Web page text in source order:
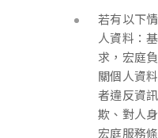
若有以下
人資料：
求，宏庭
關個人資
者違反資
欺、對人
宏庭服務